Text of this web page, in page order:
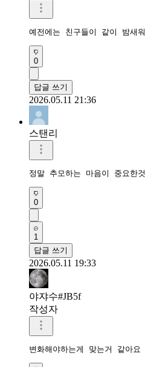
예전에는 친구들이 같이 밤새
0
답글 쓰기
2026.05.11 21:36
스탠리
정말 추모하는 마음이 중요한
0
1
답글 쓰기
2026.05.11 19:33
야쟈수#JB5f
작성자
변화해야하는게 맞는거 같아요